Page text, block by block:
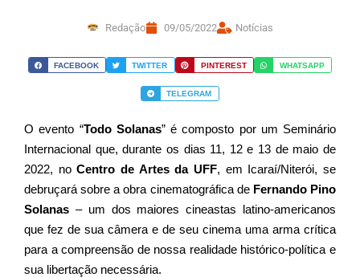
Redação 09/05/2022 Notícias
FACEBOOK TWITTER PINTEREST WHATSAPP
TELEGRAM
O evento “Todo Solanas” é composto por um Seminário
Internacional que, durante os dias 11, 12 e 13 de maio de
2022, noCentro de Artes da UFF, em Icaraí/Niterói, se
debruçará sobre a obra cinematográfica de Fernando Pino
Solanas – um dos maiores cineastas latino-americanos
que fez de sua câmera e de seu cinema uma arma crítica
para a compreensão de nossa realidade histórico-política e
sua libertação necessária.